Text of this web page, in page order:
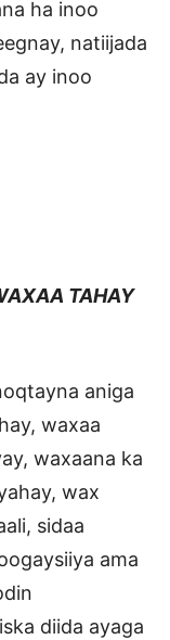
ha inoo
natiijada
ay inoo
TAHAY
aniga
waxaa
waxaana ka
wax
sidaa
ama
diida ayaga